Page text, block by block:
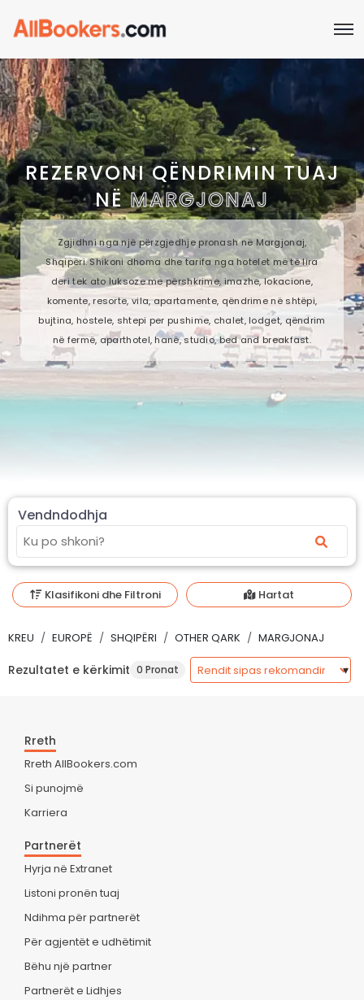
REZERVONI QËNDRIMIN TUAJ
NËMARGJONAJ
Zgjidhni nga një përzgjedhje pronash në Margjonaj,
Shqipëri. Shikoni dhoma dhe tarifa nga hotelet më të lira
deri tek ato luksoze me përshkrime, imazhe, lokacione,
komente, resorte, vila, apartamente, qëndrime në shtëpi,
bujtina, hostele, shtepi per pushime, chalet, lodget, qëndrim
në fermë, aparthotel, hanë, studio, bed and breakfast.
Vendndodhja
Klasifikoni dhe Filtroni Hartat
KREU EUROPË SHQIPËRI OTHER QARK MARGJONAJ
Rezultatet e kërkimit 0 Pronat
Rreth
Rreth AllBookers.com
Si punojmë
Karriera
Partnerët
Hyrja në Extranet
Listoni pronën tuaj
Ndihma për partnerët
Për agjentët e udhëtimit
Bëhu një partner
Partnerët e Lidhjes